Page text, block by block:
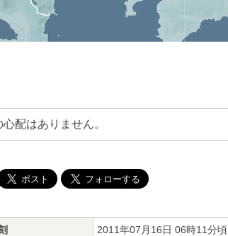
配はありません。
2011年07月16日 06時11分頃